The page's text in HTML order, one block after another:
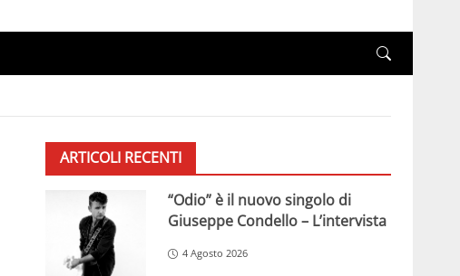
ARTICOLI RECENTI
“Odio” è il nuovo singolo di
Giuseppe Condello – L’intervista
4 Agosto 2026